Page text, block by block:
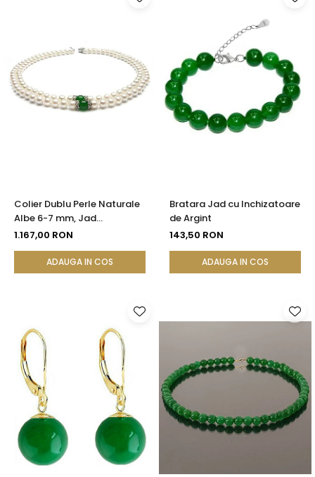
Colier Dublu Perle Naturale
Albe 6-7 mm, Jad
Malaezian 8 mm, Argint 925|
1.167,00 RON
ADAUGA IN COS
Bratara Jad cu Inchizatoare
de Argint
143,50 RON
ADAUGA IN COS